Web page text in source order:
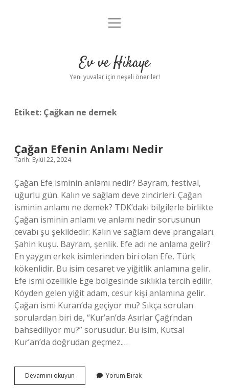
Anasayfa
Yasal Uyarı
menüyü
Ev ve Hikaye
Yeni yuvalar için neşeli öneriler!
Etiket: Çağkan ne demek
Çağan Efenin Anlamı Nedir
Tarih: Eylül 22, 2024
Çağan Efe isminin anlamı nedir? Bayram, festival,
uğurlu gün. Kalın ve sağlam deve zincirleri. Çağan
isminin anlamı ne demek? TDK’daki bilgilerle birlikte
Çağan isminin anlamı ve anlamı nedir sorusunun
cevabı şu şekildedir: Kalın ve sağlam deve prangaları.
Şahin kuşu. Bayram, şenlik. Efe adı ne anlama gelir?
En yaygın erkek isimlerinden biri olan Efe, Türk
kökenlidir. Bu isim cesaret ve yiğitlik anlamına gelir.
Efe ismi özellikle Ege bölgesinde sıklıkla tercih edilir.
Köyden gelen yiğit adam, cesur kişi anlamına gelir.
Çağan ismi Kuran’da geçiyor mu? Sıkça sorulan
sorulardan biri de, “Kur’an’da Asırlar Çağı’ndan
bahsediliyor mu?” sorusudur. Bu isim, Kutsal
Kur’an’da doğrudan geçmez.…
Devamını okuyun
Efenin
Yorum Bırak